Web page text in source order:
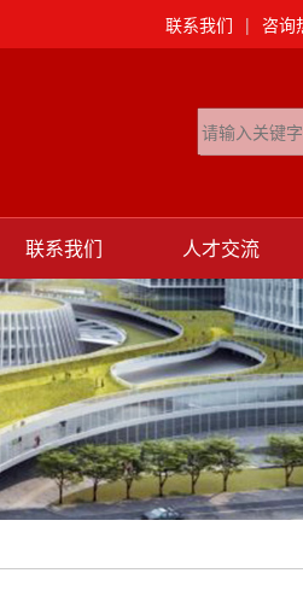
联系我们 | 咨询
联系我们 人才交流